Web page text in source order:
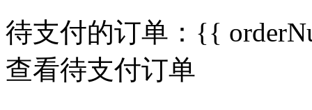
待支付的订单： {{
查看待支付订单